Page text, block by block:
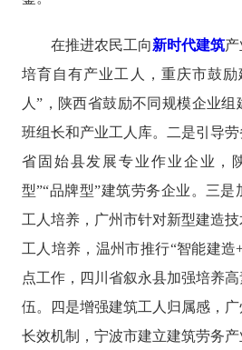
在推进农民工向新时代建筑
培育自有产业工人，重庆市鼓励
人”，陕西省鼓励不同规模企业组
班组长和产业工人库。二是引导
省固始县发展专业作业企业，
型”“品牌型”建筑劳务企业。三
工人培养，广州市针对新型建造
工人培养，温州市推行“智能建造
点工作，四川省叙永县加强培养
伍。四是增强建筑工人归属感，
长效机制，宁波市建立建筑劳务产